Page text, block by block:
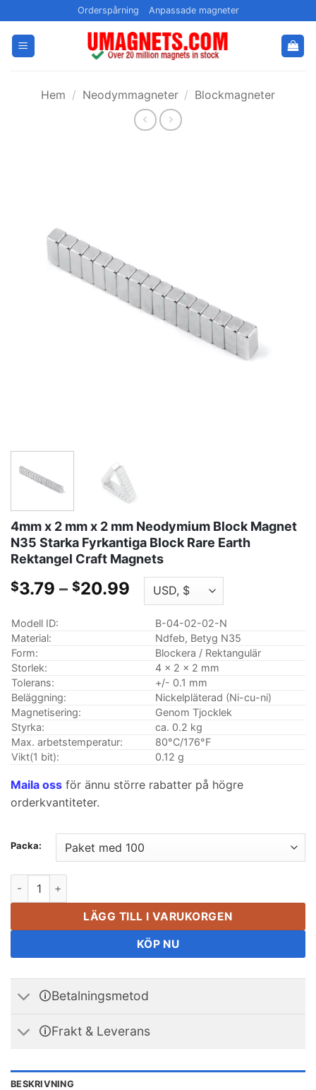
till
innehållet
Orderspårning Anpassade magneter
Hem / Neodymmagneter / Blockmagneter
4mm x 2 mm x 2 mm Neodymium Block Magnet
N35 Starka Fyrkantiga Block Rare Earth
Rektangel Craft Magnets
$3.79 – $20.99 Prisklass:
$3.79
genom
$20.99
Modell ID:
B-04-02-02-N
Material:
Ndfeb, Betyg N35
Form:
Blockera / Rektangulär
Storlek:
4 x 2 x 2 mm
Tolerans:
+/- 0.1 mm
Beläggning:
Nickelpläterad (Ni-cu-ni)
Magnetisering:
Genom Tjocklek
Styrka:
ca. 0.2 kg
Max. arbetstemperatur:
80°C/176°F
Vikt(1 bit):
0.12 g
Maila oss för ännu större rabatter på högre
orderkvantiteter.
Packa:
4mm x 2 mm x 2 mm Neodymium Block Magnet N35 Starka
LÄGG TILL I VARUKORGEN
KÖP NU
🛈Betalningsmetod
🛈Frakt & Leverans
BESKRIVNING